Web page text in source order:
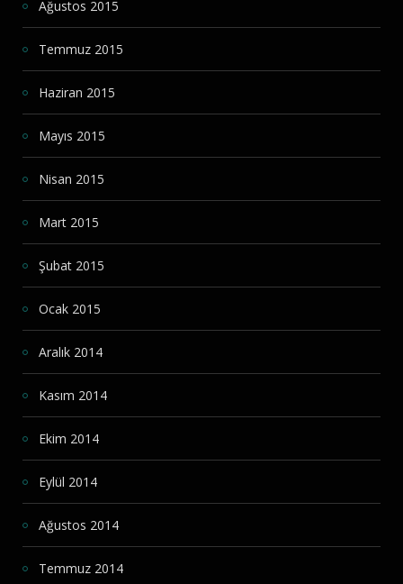
Ağustos 2015
Temmuz 2015
Haziran 2015
Mayıs 2015
Nisan 2015
Mart 2015
Şubat 2015
Ocak 2015
Aralık 2014
Kasım 2014
Ekim 2014
Eylül 2014
Ağustos 2014
Temmuz 2014